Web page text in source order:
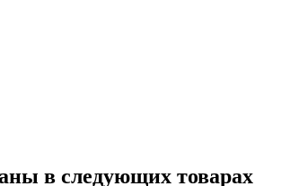
в следующих товарах